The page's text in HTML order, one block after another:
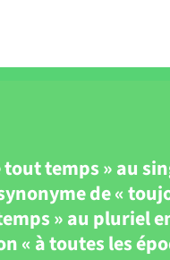
tout temps » au
de «
» au pluriel
« à toutes les